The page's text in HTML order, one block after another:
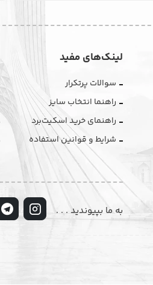
لینک‌های مفید
سوالات پرتکرار
راهنما انتخاب سایز
راهنمای خرید اسکیت‌برد
شرایط و قوانین استفاده
به ما بپیوندید . . .